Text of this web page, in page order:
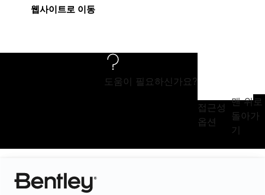
웹사이트로 이동
도움이 필요하신가요?
접근성
옵션
맨 위로
돌아가
기